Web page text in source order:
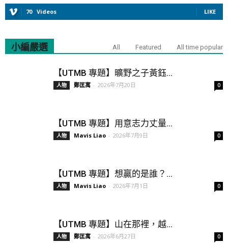
70 Videos LIKE
小編嚴選 All Featured All time popular
【UTMB 專題】曠野之子黃鈺...
人物 鄭匡寓 - 2026年7月20日 0
【UTMB 專題】用意志力丈量...
人物 Mavis Liao - 2026年7月9日 0
【UTMB 專題】想贏的是誰？...
人物 Mavis Liao - 2026年7月1日 0
【UTMB 專題】山在那裡，越...
人物 鄭匡寓 - 2026年6月27日 0